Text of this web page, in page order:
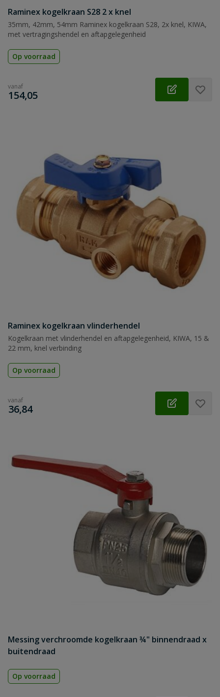
Raminex kogelkraan S28 2 x knel
35mm, 42mm, 54mm Raminex kogelkraan S28, 2x knel, KIWA,
met vertragingshendel en aftapgelegenheid
Op voorraad
vanaf
€
154,05
Raminex kogelkraan vlinderhendel
Kogelkraan met vlinderhendel en aftapgelegenheid, KIWA, 15 &
22 mm, knel verbinding
Op voorraad
vanaf
€
36,84
Messing verchroomde kogelkraan ¾" binnendraad x
buitendraad
Op voorraad